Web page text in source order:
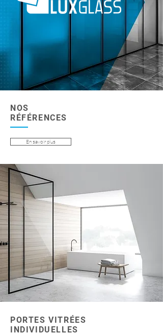
NOS
RÉFÉRENCES
En savoir plus
PORTES VITRÉES
INDIVIDUELLES